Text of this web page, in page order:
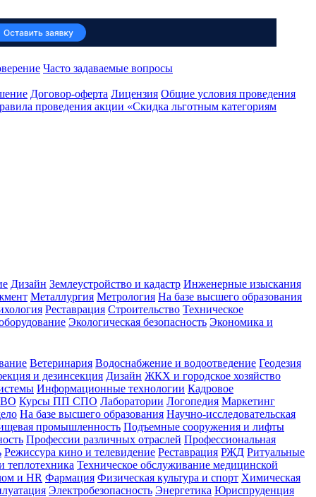
Часто задаваемые вопросы
Договор-оферта Лицензия Общие условия проведения
проведения акции «Скидка льготным категориям
Дизайн Землеустройство и кадастр Инженерные изыскания
Металлургия Метрология На базе высшего образования
Реставрация Строительство Техническое
Экологическая безопасность Экономика и
Ветеринария Водоснабжение и водоотведение Геодезия
и дезинсекция Дизайн ЖКХ и городское хозяйство
Информационные технологии Кадровое
Курсы ПП СПО Лаборатории Логопедия Маркетинг
На базе высшего образования Научно-исследовательская
промышленность Подъемные сооружения и лифты
Профессии различных отраслей Профессиональная
Режиссура кино и телевидение Реставрация РЖД Ритуальные
теплотехника Техническое обслуживание медицинской
и HR Фармация Физическая культура и спорт Химическая
Электробезопасность Энергетика Юриспруденция